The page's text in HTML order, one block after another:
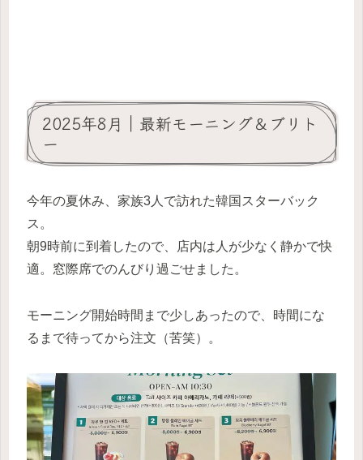
2025年8月｜最新モーニング＆ブリト
ー
今年の夏休み、家族3人で訪れた韓国スターバック
ス。
朝9時前に到着したので、店内は人が少なく静かで快
適。窓際席でのんびり過ごせました。
モーニング開始時間まで少しあったので、時間にな
るまで待ってから注文（苦笑）。